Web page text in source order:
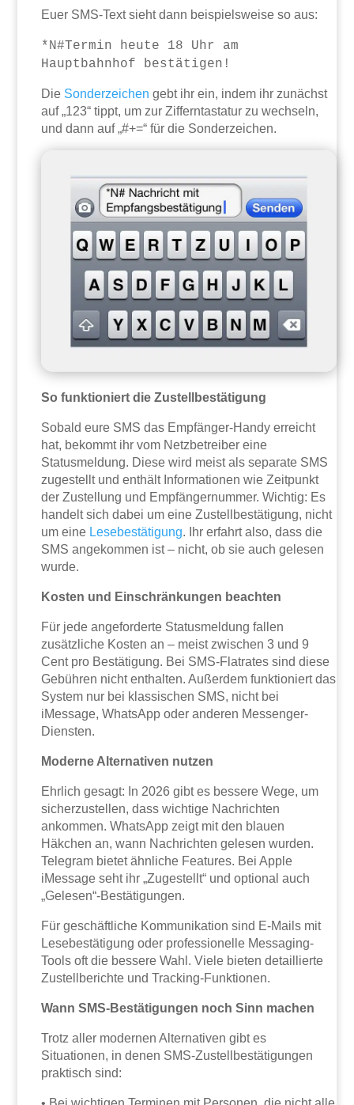
Euer SMS-Text sieht dann beispielsweise so aus:
*N#Termin heute 18 Uhr am
Hauptbahnhof bestätigen!
Die Sonderzeichen gebt ihr ein, indem ihr zunächst
auf „123“ tippt, um zur Zifferntastatur zu wechseln,
und dann auf „#+=“ für die Sonderzeichen.
So funktioniert die Zustellbestätigung
Sobald eure SMS das Empfänger-Handy erreicht
hat, bekommt ihr vom Netzbetreiber eine
Statusmeldung. Diese wird meist als separate SMS
zugestellt und enthält Informationen wie Zeitpunkt
der Zustellung und Empfängernummer. Wichtig: Es
handelt sich dabei um eine Zustellbestätigung, nicht
um eine Lesebestätigung. Ihr erfahrt also, dass die
SMS angekommen ist – nicht, ob sie auch gelesen
wurde.
Kosten und Einschränkungen beachten
Für jede angeforderte Statusmeldung fallen
zusätzliche Kosten an – meist zwischen 3 und 9
Cent pro Bestätigung. Bei SMS-Flatrates sind diese
Gebühren nicht enthalten. Außerdem funktioniert das
System nur bei klassischen SMS, nicht bei
iMessage, WhatsApp oder anderen Messenger-
Diensten.
Moderne Alternativen nutzen
Ehrlich gesagt: In 2026 gibt es bessere Wege, um
sicherzustellen, dass wichtige Nachrichten
ankommen. WhatsApp zeigt mit den blauen
Häkchen an, wann Nachrichten gelesen wurden.
Telegram bietet ähnliche Features. Bei Apple
iMessage seht ihr „Zugestellt“ und optional auch
„Gelesen“-Bestätigungen.
Für geschäftliche Kommunikation sind E-Mails mit
Lesebestätigung oder professionelle Messaging-
Tools oft die bessere Wahl. Viele bieten detaillierte
Zustellberichte und Tracking-Funktionen.
Wann SMS-Bestätigungen noch Sinn machen
Trotz aller modernen Alternativen gibt es
Situationen, in denen SMS-Zustellbestätigungen
praktisch sind: